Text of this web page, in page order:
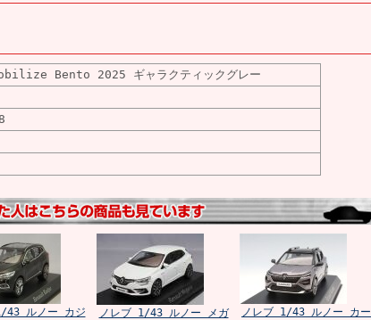
Bento 2025 ギャラクティックグレー
43 ルノー カジ
ノレブ 1/43 ルノー メガ
ノレブ 1/43 ルノー カー